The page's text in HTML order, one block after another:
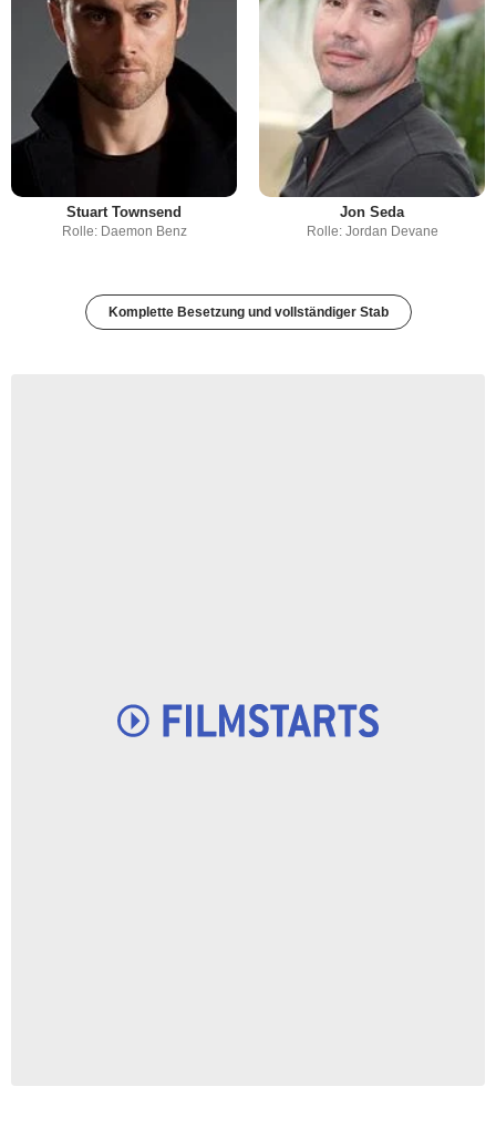
Stuart Townsend
Rolle: Daemon Benz
Jon Seda
Rolle: Jordan Devane
Komplette Besetzung und vollständiger Stab